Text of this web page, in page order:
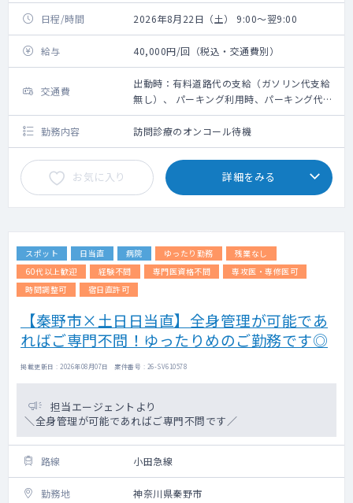
日程/時間 2026年8月22日（土） 9:00～翌9:00
給与 40,000円/回（税込・交通費別）
交通費
出動時：有料道路代の支給（ガソリン代支給
無し）、 パーキング利用時、パーキング代は
その場で看護師が清算します
勤務内容
訪問診療のオンコール待機
お気に入り 詳細をみる
スポット 日当直 病院 ゆったり勤務
残業なし
60代以上歓迎
経験不問 専門医資格不問
専攻医・専修医可
時間調整可
宿日直許可
【秦野市×土日日当直】全身管理が可能であ
ればご専門不問！ゆったりめのご勤務です◎
掲載更新日 : 2026年08月07日 案件番号 : 26-SV610578
担当エージェントより
＼全身管理が可能であればご専門不問です／
路線 小田急線
勤務地 神奈川県秦野市